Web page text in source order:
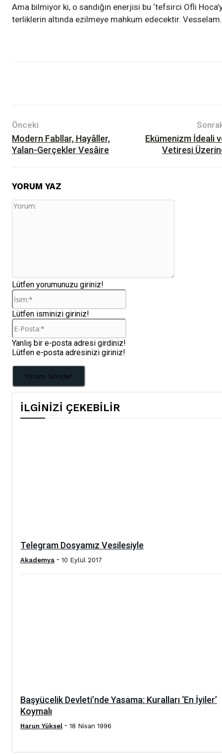
Ama bilmiyor ki, o sandığın enerjisi bu ‘tefsirci Ofli
terliklerin altında ezilmeye mahkum edecektir. Vesselam.
Önceki
Modern Fabllar, Hayâller,
Yalan-Gerçekler Vesâire
Ekümenizm İdeali
Vetiresi
YORUM YAZ
Yorum:
Lütfen yorumunuzu giriniz!
İsim:*
Lütfen isminizi giriniz!
E-
Yanlış bir e-posta adresi girdiniz!
Lütfen e-posta adresinizi giriniz!
İLGİNİZİ ÇEKEBİLİR
Telegram Dosyamız Vesilesiyle
Akademya - 10 Eylül 2017
Başyücelik Devleti’nde Yasama: Kuralları ‘En İyiler’
Koymalı
Harun Yüksel - 18 Nisan 1996